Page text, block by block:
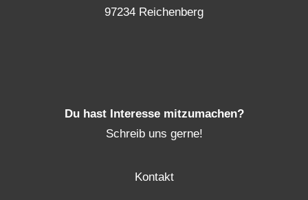
97234 Reichenberg
Du hast Interesse mitzumachen?
Schreib uns gerne!
Kontakt